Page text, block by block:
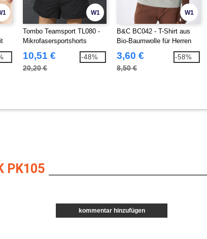
W1
Tombo Teamsport TL080 -
Mikrofasersportshorts
10,51 €
20,20 €
-48%
W1
B&C BC042 - T-Shirt aus
Bio-Baumwolle für Herren
3,60 €
8,50 €
-58%
PK105
kommentar hinzufügen